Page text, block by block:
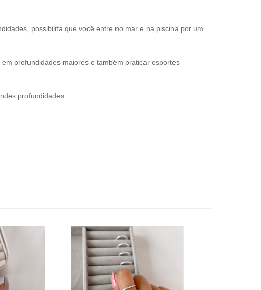
possibilita que você entre no mar e na piscina por um
profundidades maiores e também praticar esportes
profundidades.